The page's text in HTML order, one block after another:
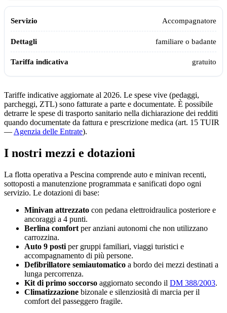
Accompagnatore
familiare o badante
gratuito
Tariffe indicative aggiornate al 2026. Le spese vive (pedaggi,
parcheggi, ZTL) sono fatturate a parte e documentate. È possibile
detrarre le spese di trasporto sanitario nella dichiarazione dei redditi
quando documentate da fattura e prescrizione medica (art. 15 TUIR
— Agenzia delle Entrate).
I nostri mezzi e dotazioni
La flotta operativa a Pescina comprende auto e minivan recenti,
sottoposti a manutenzione programmata e sanificati dopo ogni
servizio. Le dotazioni di base:
Minivan attrezzato con pedana elettroidraulica posteriore e
ancoraggi a 4 punti.
Berlina comfort per anziani autonomi che non utilizzano
carrozzina.
Auto 9 posti per gruppi familiari, viaggi turistici e
accompagnamento di più persone.
Defibrillatore semiautomatico a bordo dei mezzi destinati a
lunga percorrenza.
Kit di primo soccorso aggiornato secondo il DM 388/2003.
Climatizzazione bizonale e silenziosità di marcia per il
comfort del passeggero fragile.